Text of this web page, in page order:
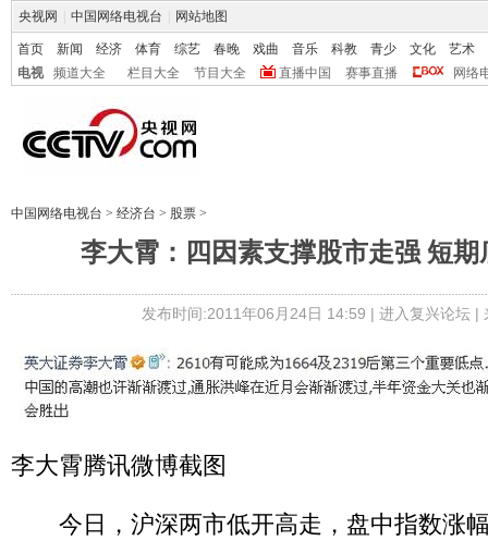
央视网 中国网络电视台 网站地图
首页 新闻 经济 体育 综艺 春晚 戏曲 音乐 科教 青少 文化
艺术
电视
频道大全 栏目大全 节目大全 直播中国 赛事直播 网络
中国网络电视台 > 经济台 > 股票 >
李大霄：四因素支撑股市走强 短期
发布时间:2011年06月24日 14:59 | 进入复兴论坛|
李大霄腾讯微博截图
今日，沪深两市低开高走，盘中指数涨